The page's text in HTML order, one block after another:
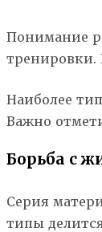
Понимание
тренировки.
Наиболее
Важно
Борьба с
Серия
типы